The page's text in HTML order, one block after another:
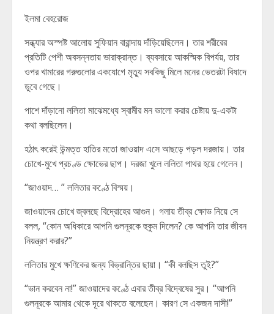
ইলমা বেহরোজ
সন্ধ্যার অস্পষ্ট আলোয় সুফিয়ান বারান্দায় দাঁড়িয়েছিলেন। তার শরীরের
প্রতিটি পেশী অবসন্নতায় ভারাক্রান্ত। ব্যবসায়ে আকস্মিক বিপর্যয়, তার
ওপর খামারের গরুগুলোর একযোগে মৃত্যু সবকিছু মিলে মনের ভেতরটা বিষাদে
ডুবে গেছে।
পাশে দাঁড়ানো ললিতা মাঝেমধ্যে স্বামীর মন ভালো করার চেষ্টায় দু-একটা
কথা বলছিলেন।
হঠাৎ করেই উন্মত্ত হাতির মতো জাওয়াদ এসে আছড়ে পড়ল দরজায়। তার
চোখে-মুখে প্রচণ্ড ক্ষোভের ছাপ। দরজা খুলে ললিতা পাথর হয়ে গেলেন।
“জাওয়াদ… ” ললিতার কণ্ঠে বিস্ময়।
জাওয়াদের চোখে জ্বলছে বিদ্রোহের আগুন। গলায় তীব্র ক্ষোভ নিয়ে সে
বলল, “কোন অধিকারে আপনি গুলনূরকে হুকুম দিলেন? কে আপনি তার জীবন
নিয়ন্ত্রণ করার?”
ললিতার মুখে ক্ষণিকের জন্য বিভ্রান্তির ছায়া। “কী বলছিস তুই?”
“ভান করবেন না!” জাওয়াদের কণ্ঠে এবার তীব্র বিদ্বেষের সুর। “আপনি
গুলনূরকে আমার থেকে দূরে থাকতে বলেছেন। কারণ সে একজন দাসী!”